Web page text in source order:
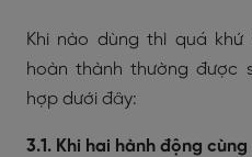
Khi nào dùng thì quá khứ
hoàn thành thường được
hợp dưới đây:
3.1. Khi hai hành động